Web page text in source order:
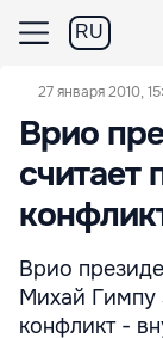
RU
27 января 2010,
Врио
считает
Врио
Михай Гимпу
конфликт -